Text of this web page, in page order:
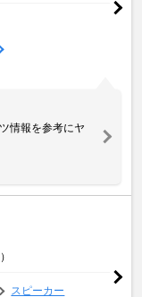
情報を参考にヤ
スピーカー